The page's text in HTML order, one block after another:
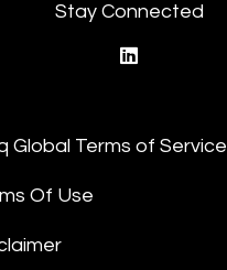
Stay Connected
Global Terms of Service
Of Use